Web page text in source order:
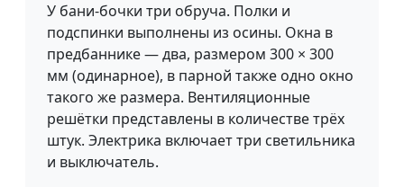
У бани-бочки три обруча. Полки и
подспинки выполнены из осины. Окна в
предбаннике — два, размером 300 × 300
мм (одинарное), в парной также одно окно
такого же размера. Вентиляционные
решётки представлены в количестве трёх
штук. Электрика включает три светильника
и выключатель.